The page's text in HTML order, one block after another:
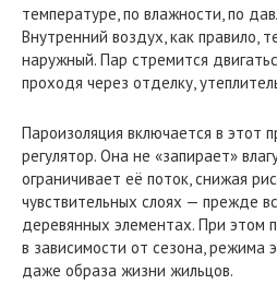
температуре, по влажности, по
Внутренний воздух, как правило,
наружный. Пар стремится
проходя через отделку,
Пароизоляция включается в этот
регулятор. Она не «запирает»
ограничивает её поток, снижая
чувствительных слоях — прежде
деревянных элементах. При этом
в зависимости от сезона, режима
даже образа жизни жильцов.